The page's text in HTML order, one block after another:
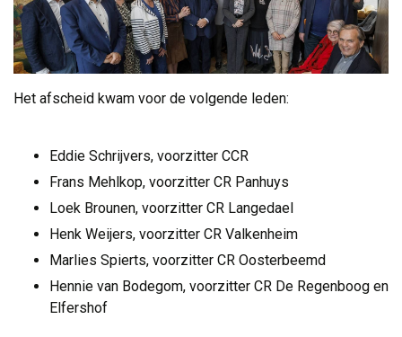
Het afscheid kwam voor de volgende leden:
Eddie Schrijvers, voorzitter CCR
Frans Mehlkop, voorzitter CR Panhuys
Loek Brounen, voorzitter CR Langedael
Henk Weijers, voorzitter CR Valkenheim
Marlies Spierts, voorzitter CR Oosterbeemd
Hennie van Bodegom, voorzitter CR De Regenboog en
Elfershof